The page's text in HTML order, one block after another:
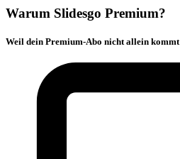
Warum Slidesgo Premium?
Weil dein Premium-Abo nicht allein kommt